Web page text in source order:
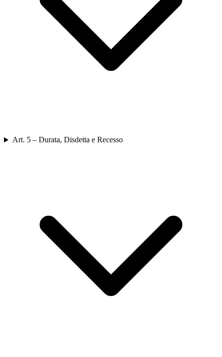
Art. 5 – Durata, Disdetta e Recesso